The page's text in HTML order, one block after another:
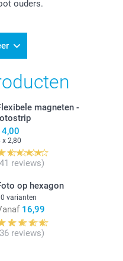
ouders.
magneten -
x 2,80
reviews)
op hexagon
varianten
16,99
reviews)